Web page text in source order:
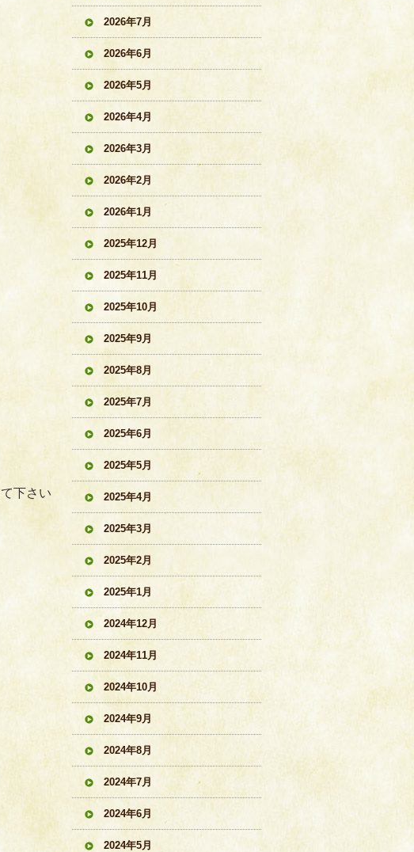
下さい
2026年7月
2026年6月
2026年5月
2026年4月
2026年3月
2026年2月
2026年1月
2025年12月
2025年11月
2025年10月
2025年9月
2025年8月
2025年7月
2025年6月
2025年5月
2025年4月
2025年3月
2025年2月
2025年1月
2024年12月
2024年11月
2024年10月
2024年9月
2024年8月
2024年7月
2024年6月
2024年5月